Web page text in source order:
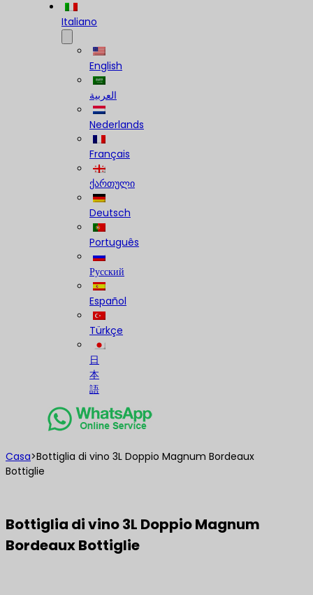
Italiano
English
العربية
Nederlands
Français
ქართული
Deutsch
Português
Русский
Español
Türkçe
日
本
語
Casa>Bottiglia di vino 3L Doppio Magnum Bordeaux
Bottiglie
Bottiglia di vino 3L Doppio Magnum
Bordeaux Bottiglie